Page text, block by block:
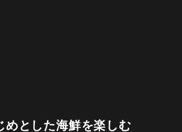
めとした海鮮を楽しむ